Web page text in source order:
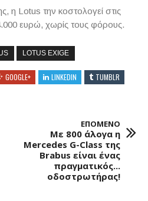
η Lotus την κοστολογεί στις
ευρώ, χωρίς τους φόρους.
LOTUS EXIGE
GOOGLE+ LINKEDIN
TUMBLR
ΕΠΟΜΕΝΟ
Με 800 άλογα η
Mercedes G-Class της
Brabus είναι ένας
πραγματικός...
οδοστρωτήρας!